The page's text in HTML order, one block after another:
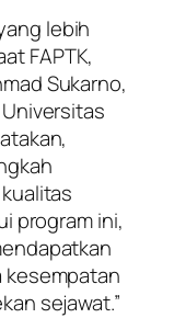
lebih
FAPTK,
Sukarno,
program ini,
sejawat.”